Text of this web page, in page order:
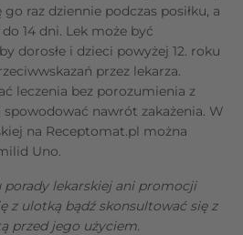
raz dziennie podczas posiłku, a
14 dni. Lek może być
dorosłe i dzieci powyżej 12. roku
przez lekarza.
leczenia bez porozumienia z
nawrót zakażenia. W
na Receptomat.pl można
Uno.
porady lekarskiej ani promocji
z ulotką bądź skonsultować się z
przed jego użyciem.